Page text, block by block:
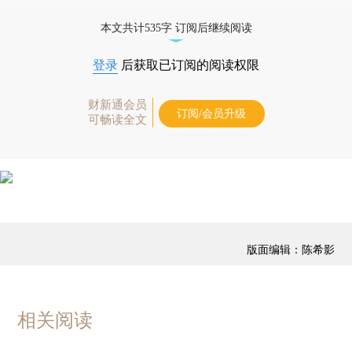
本文共计535字 订阅后继续阅读
登录 后获取已订阅的阅读权限
财新通会员
可畅读全文
订阅/会员升级
版面编辑：陈希影
相关阅读